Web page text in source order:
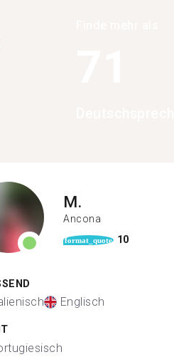
M.
Ancona
format_quote 10
Englisch